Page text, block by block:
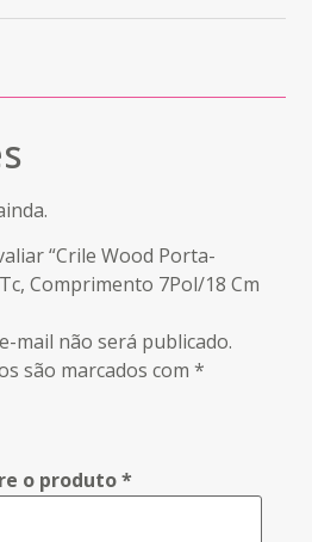
“Crile Wood Porta-
Comprimento 7Pol/18 Cm
mail não será publicado.
são marcados com*
o produto*